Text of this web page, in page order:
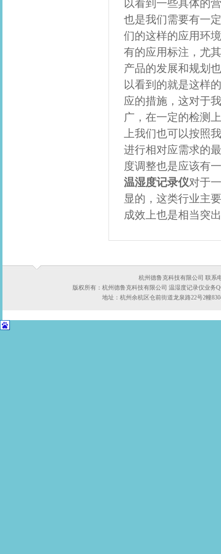
以看到一些具体的
也是我们需要有一
们的这样的应用环
有的应用标注，尤
产品的发展和规划
以看到的就是这样
应的措施，这对于
广，在一定的检测
上我们也可以按照
进行相对应需求的
度调整也是应该有
温湿度记录仪对于
显的，这类行业主
成效上也是相当突
杭州德鲁克科技有限公司 联系
版权所有：杭州德鲁克科技有限公司 温湿度记录仪业务
地址：杭州余杭区仓前街道龙泉路22号2幢